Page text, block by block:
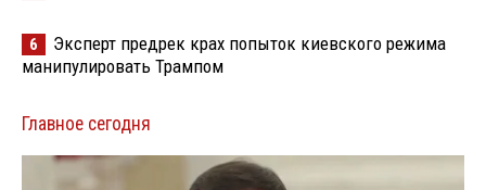
6
Эксперт предрек крах попыток киевского режима
манипулировать Трампом
Главное сегодня